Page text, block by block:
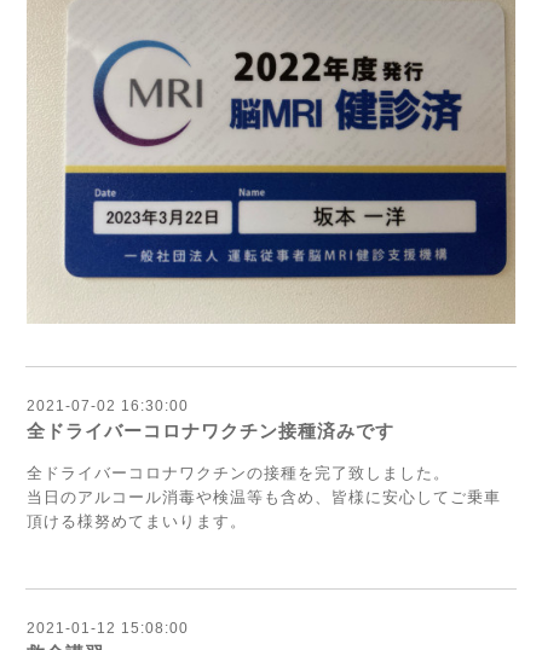
2021-07-02 16:30:00
全ドライバーコロナワクチン接種済みです
全ドライバーコロナワクチンの接種を完了致しました。
当日のアルコール消毒や検温等も含め、皆様に安心してご乗車
頂ける様努めてまいります。
2021-01-12 15:08:00